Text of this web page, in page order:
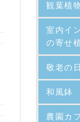
観葉植
室内イ
の寄せ
敬老の
和風鉢
農園カ